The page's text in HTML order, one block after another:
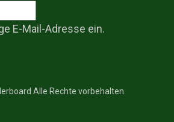
E-Mail-Adresse ein.
Alle Rechte vorbehalten.